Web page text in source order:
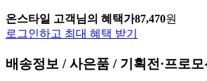
온스타일 고객님의 혜택가87,470원
로그인하고 최대 혜택 받기
배송정보 / 사은품 / 기획전·프로모